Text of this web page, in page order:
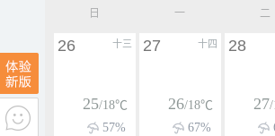
日 一 二
十三
26
25/18℃
57%
十四
27
26/18℃
67%
28
27